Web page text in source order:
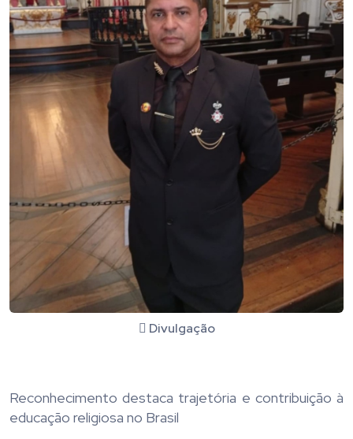
Divulgação
Reconhecimento destaca trajetória e contribuição à
educação religiosa no Brasil